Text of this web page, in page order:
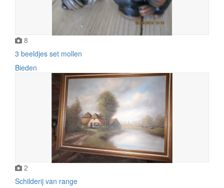
8
3 beeldjes set mollen
Bieden
2
Schilderij van range